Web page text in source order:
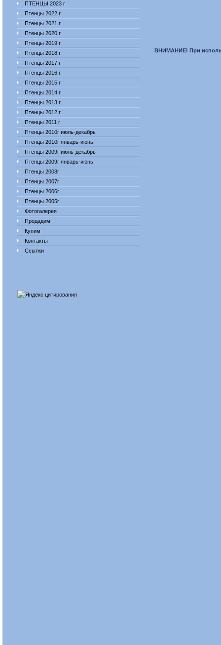
ПТЕНЦЫ 2023 г
Птенцы 2022 г
Птенцы 2021 г
Птенцы 2020 г
Птенцы 2019 г
Птенцы 2018 г
Птенцы 2017 г
Птенцы 2016 г
Птенцы 2015 г
Птенцы 2014 г
Птенцы 2013 г
Птенцы 2012 г
Птенцы 2011 г
Птенцы 2010г июль-декабрь
Птенцы 2010г январь-июнь
Птенцы 2009г июль-декабрь
Птенцы 2009г январь-июнь
Птенцы 2008г
Птенцы 2007г
Птенцы 2006г
Птенцы 2005г
Фотогалерея
Продадим
Купим
Контакты
Ссылки
ВНИМАНИЕ! При